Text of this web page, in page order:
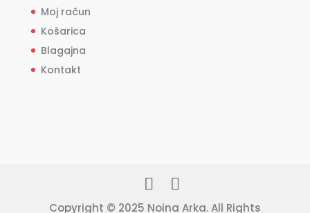
Moj račun
Košarica
Blagajna
Kontakt
Copyright © 2025 Noina Arka. All Rights